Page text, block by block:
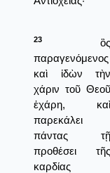
23
ὃς
παραγενόμενος
καὶ ἰδὼν τὴν
χάριν τοῦ Θεοῦ
ἐχάρη, καὶ
παρεκάλει
πάντας τῇ
προθέσει τῆς
καρδίας